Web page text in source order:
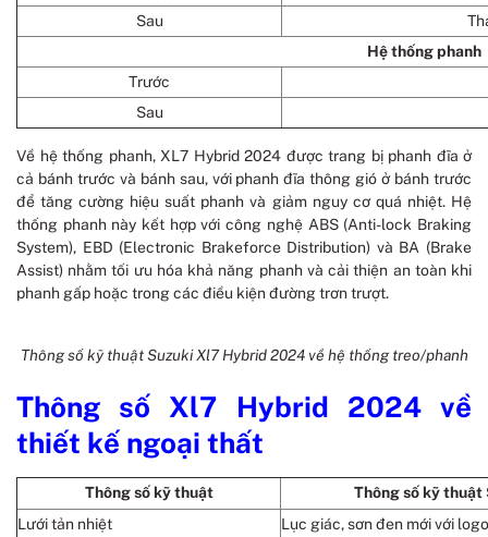
Sau
Hệ thống phanh
Trước
Sau
Về hệ thống phanh, XL7 Hybrid 2024 được trang bị phanh đĩa ở
cả bánh trước và bánh sau, với phanh đĩa thông gió ở bánh trước
để tăng cường hiệu suất phanh và giảm nguy cơ quá nhiệt. Hệ
thống phanh này kết hợp với công nghệ ABS (Anti-lock Braking
System), EBD (Electronic Brakeforce Distribution) và BA (Brake
Assist) nhằm tối ưu hóa khả năng phanh và cải thiện an toàn khi
phanh gấp hoặc trong các điều kiện đường trơn trượt.
Thông số kỹ thuật Suzuki Xl7 Hybrid 2024 về hệ thống treo/phanh
Thông số Xl7 Hybrid 2024 về
thiết kế ngoại thất
Thông số kỹ thuật
Thông số kỹ
Lưới tản nhiệt
Lục giác, sơn đen mới với